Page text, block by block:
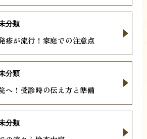
疹が流行！家庭での注意点
分類
へ！受診時の伝え方と準備
分類
分類